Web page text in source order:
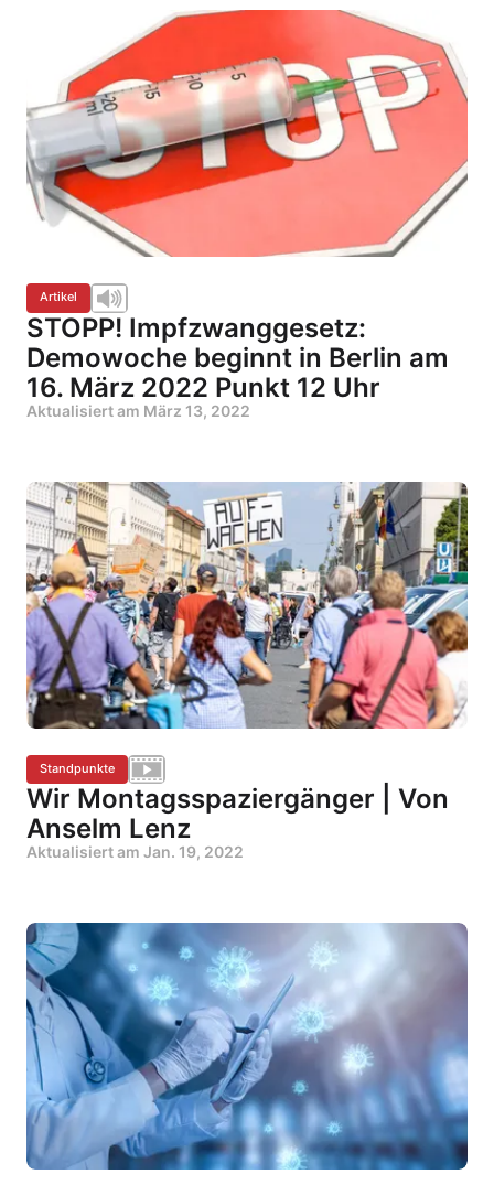
Artikel
STOPP! Impfzwanggesetz:
Demowoche beginnt in Berlin am
16. März 2022 Punkt 12 Uhr
Aktualisiert am März 13, 2022
Standpunkte
Wir Montagsspaziergänger | Von
Anselm Lenz
Aktualisiert am Jan. 19, 2022